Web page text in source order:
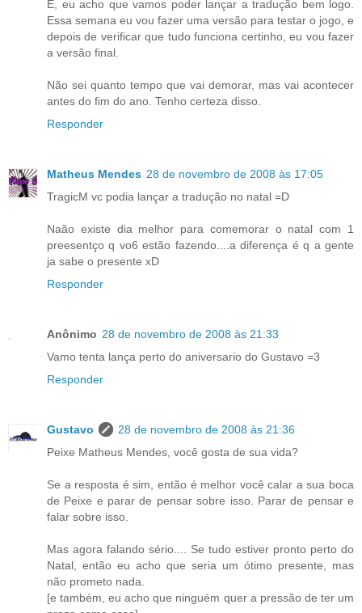
E, eu acho que vamos poder lançar a tradução bem logo.
Essa semana eu vou fazer uma versão para testar o jogo, e
depois de verificar que tudo funciona certinho, eu vou fazer
a versão final.
Não sei quanto tempo que vai demorar, mas vai acontecer
antes do fim do ano. Tenho certeza disso.
Responder
Matheus Mendes 28 de novembro de 2008 às 17:05
TragicM vc podia lançar a tradução no natal =D
Naão existe dia melhor para comemorar o natal com 1
preesentço q vo6 estão fazendo....a diferença é q a gente
ja sabe o presente xD
Responder
Anônimo 28 de novembro de 2008 às 21:33
Vamo tenta lança perto do aniversario do Gustavo =3
Responder
Gustavo
28 de novembro de 2008 às 21:36
Peixe Matheus Mendes, você gosta de sua vida?
Se a resposta é sim, então é melhor você calar a sua boca
de Peixe e parar de pensar sobre isso. Parar de pensar e
falar sobre isso.
Mas agora falando sério.... Se tudo estiver pronto perto do
Natal, então eu acho que seria um ótimo presente, mas
não prometo nada.
[e também, eu acho que ninguém quer a pressão de ter um